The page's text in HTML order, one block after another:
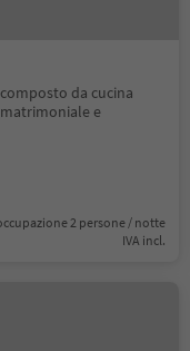
da cucina
e
2 persone / notte
IVA incl.